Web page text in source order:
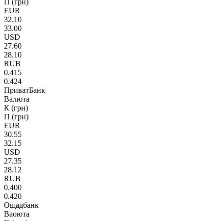
EUR
32.10
33.00
USD
27.60
28.10
RUB
0.415
0.424
ПриватБанк
Валюта
К (грн)
П (грн)
EUR
30.55
32.15
USD
27.35
28.12
RUB
0.400
0.420
Ощадбанк
Ваоюта